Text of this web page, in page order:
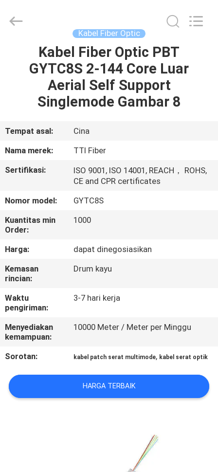
RUMAH
PRODUK
TENTANG
KAMI
PABRIK
KUALITAS
HUBUNGI
KAMI
PERMINTAAN
PENAWARAN
SITEMAP
PRIVACY
POLICY
Tech.
Kabel Fiber Optic
Kabel Fiber Optic PBT
GYTC8S 2-144 Core Luar
Aerial Self Support
Singlemode Gambar 8
Tempat asal:
Cina
Nama merek:
TTI Fiber
Sertifikasi:
ISO 9001, ISO 14001, REACH， ROHS,
CE and CPR certificates
Nomor model:
GYTC8S
Kuantitas min
Order:
1000
Harga:
dapat dinegosiasikan
Kemasan
rincian:
Drum kayu
Waktu
pengiriman:
3-7 hari kerja
Menyediakan
kemampuan:
10000 Meter / Meter per Minggu
Sorotan: kabel patch serat multimode, kabel serat optik
HARGA TERBAIK